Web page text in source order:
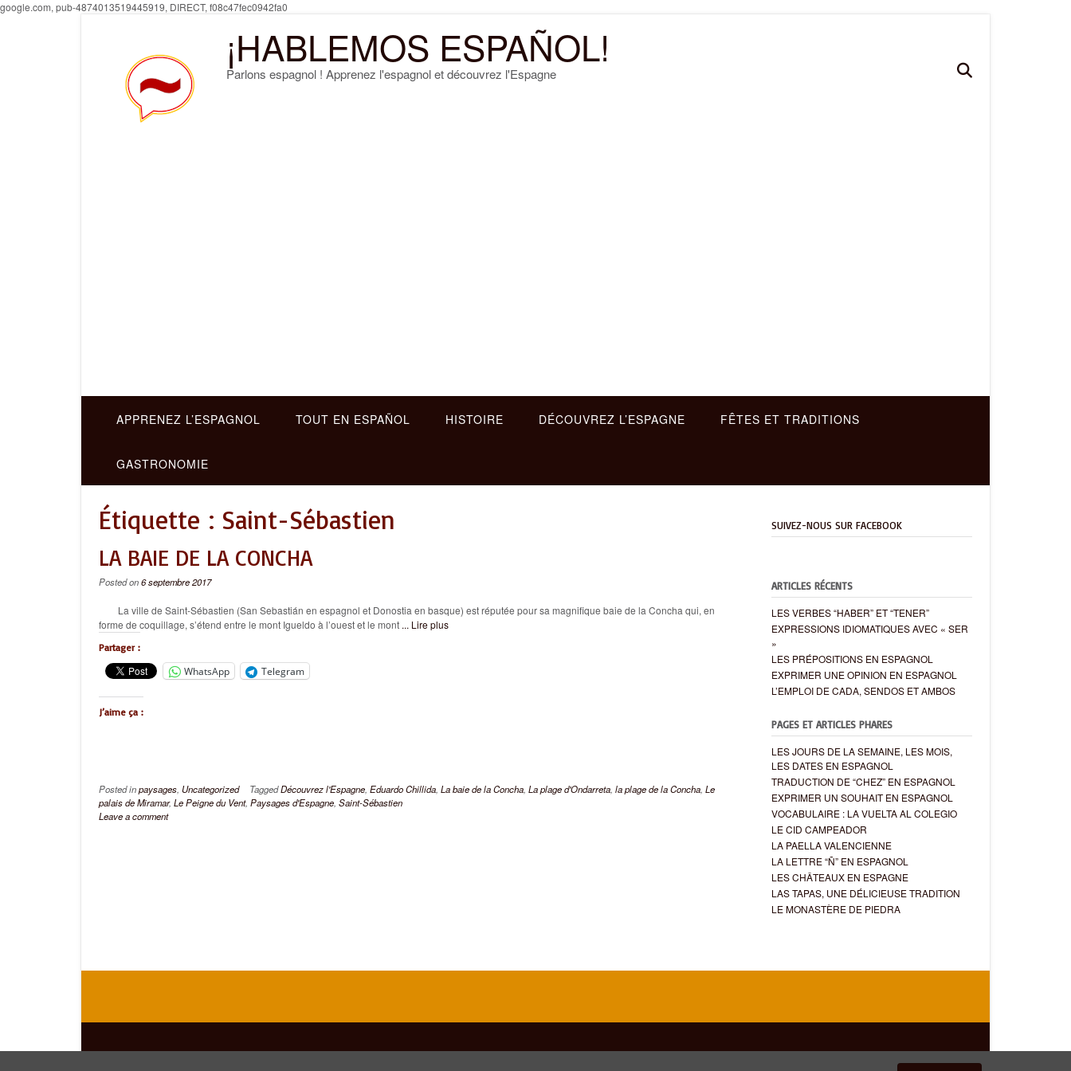
google.com, pub-4874013519445919, DIRECT, f08c47fec0942fa0
content
¡HABLEMOS ESPAÑOL!
Parlons espagnol ! Apprenez l'espagnol et découvrez l'Espagne
APPRENEZ L’ESPAGNOL TOUT EN ESPAÑOL HISTOIRE DÉCOUVREZ L’ESPAGNE FÊTES ET TRADITIONS
GASTRONOMIE
Étiquette : Saint-Sébastien
LA BAIE DE LA CONCHA
Posted on6 septembre 2017
La ville de Saint-Sébastien (San Sebastián en espagnol et Donostia en basque) est réputée pour sa magnifique baie de la Concha qui, en
forme de coquillage, s’étend entre le mont Igueldo à l’ouest et le mont ... Lire plus
Partager :
WhatsApp Telegram
J’aime ça :
Posted inpaysages, Uncategorized TaggedDécouvrez l'Espagne, Eduardo Chillida, La baie de la Concha, La plage d'Ondarreta, la plage de la Concha, Le
palais de Miramar, Le Peigne du Vent, Paysages d'Espagne, Saint-Sébastien
Leave a comment
SUIVEZ-NOUS SUR FACEBOOK
ARTICLES RÉCENTS
LES VERBES “HABER” ET “TENER”
EXPRESSIONS IDIOMATIQUES AVEC « SER
»
LES PRÉPOSITIONS EN ESPAGNOL
EXPRIMER UNE OPINION EN ESPAGNOL
L’EMPLOI DE CADA, SENDOS ET AMBOS
PAGES ET ARTICLES PHARES
LES JOURS DE LA SEMAINE, LES MOIS,
LES DATES EN ESPAGNOL
TRADUCTION DE “CHEZ” EN ESPAGNOL
EXPRIMER UN SOUHAIT EN ESPAGNOL
VOCABULAIRE : LA VUELTA AL COLEGIO
LE CID CAMPEADOR
LA PAELLA VALENCIENNE
LA LETTRE “Ñ” EN ESPAGNOL
LES CHÂTEAUX EN ESPAGNE
LAS TAPAS, UNE DÉLICIEUSE TRADITION
LE MONASTÈRE DE PIEDRA